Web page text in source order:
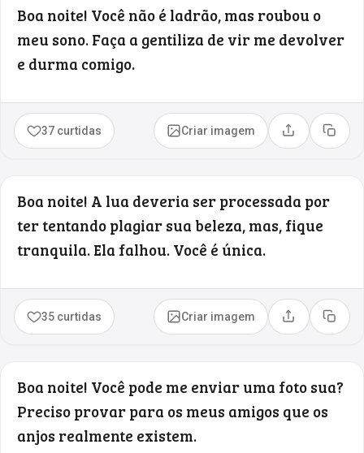
Boa noite! Você não é ladrão, mas roubou o
meu sono. Faça a gentiliza de vir me devolver
e durma comigo.
37 curtidas Criar imagem Compartilhar
Copiar
Boa noite! A lua deveria ser processada por
ter tentando plagiar sua beleza, mas, fique
tranquila. Ela falhou. Você é única.
35 curtidas Criar imagem Compartilhar
Copiar
Boa noite! Você pode me enviar uma foto sua?
Preciso provar para os meus amigos que os
anjos realmente existem.